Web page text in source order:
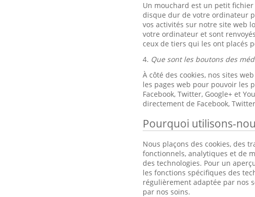
Un mouchard est un petit
disque dur de votre ordinateur
vos activités sur notre site web
votre ordinateur et sont
ceux de tiers qui les ont placés
4. Que sont les boutons des
À côté des cookies, nos sites
les pages web pour pouvoir les
Facebook, Twitter, Google+ et
directement de Facebook,
Pourquoi utilisons-
Nous plaçons des cookies, des
fonctionnels, analytiques et de
des technologies. Pour un
les fonctions spécifiques des
régulièrement adaptée par nos
par nos soins.